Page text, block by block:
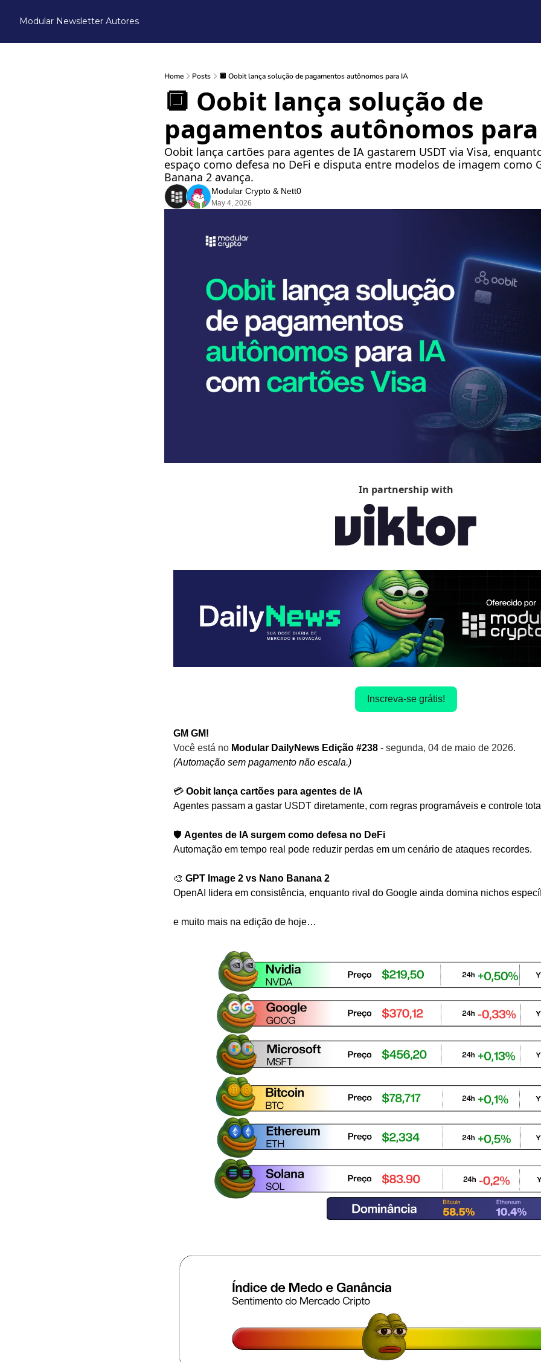
Modular Newsletter Autores
Home Posts 🔲 Oobit lança solução de pagamentos autônomos para IA
🔲 Oobit lança solução de
pagamentos autônomos
Oobit lança cartões para agentes de IA gastarem USDT via Visa,
espaço como defesa no DeFi e disputa entre modelos de imagem como
Banana 2 avança.
Modular Crypto & Nett0
May 4, 2026
In partnership with
Inscreva-se grátis!
GM GM!
Você está no Modular DailyNews Edição #238 - segunda, 04 de maio de 2026.
(Automação sem pagamento não escala.)
💳 Oobit lança cartões para agentes de IA
Agentes passam a gastar USDT diretamente, com regras programáveis e controle
🛡️ Agentes de IA surgem como defesa no DeFi
Automação em tempo real pode reduzir perdas em um cenário de ataques recordes.
🎨 GPT Image 2 vs Nano Banana 2
OpenAI lidera em consistência, enquanto rival do Google ainda domina nichos
e muito mais na edição de hoje…